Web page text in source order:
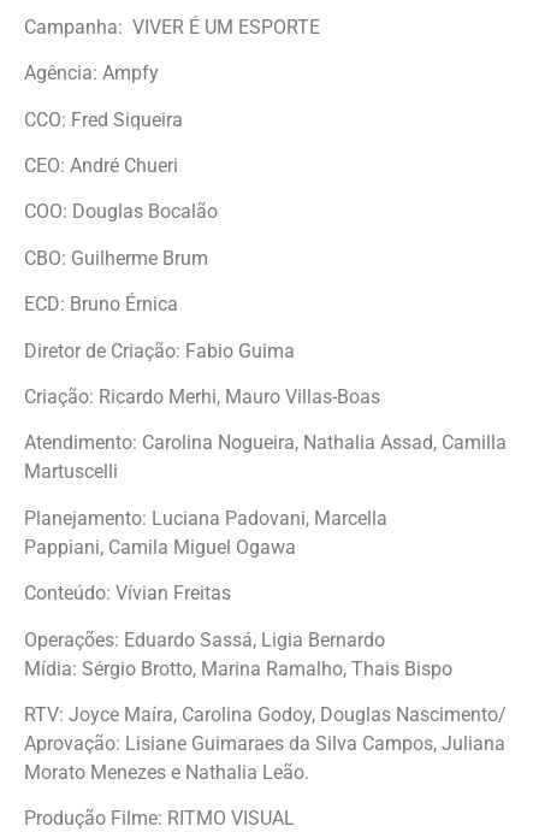
Campanha: VIVER É UM ESPORTE
Agência: Ampfy
CCO: Fred Siqueira
CEO: André Chueri
COO: Douglas Bocalão
CBO: Guilherme Brum
ECD: Bruno Érnica
Diretor de Criação: Fabio Guima
Criação: Ricardo Merhi, Mauro Villas-Boas
Atendimento: Carolina Nogueira, Nathalia Assad, Camilla
Martuscelli
Planejamento: Luciana Padovani, Marcella
Pappiani, Camila Miguel Ogawa
Conteúdo: Vívian Freitas
Operações: Eduardo Sassá, Ligia Bernardo
Mídia: Sérgio Brotto, Marina Ramalho, Thais Bispo
RTV: Joyce Maíra, Carolina Godoy, Douglas Nascimento/
Aprovação: Lisiane Guimaraes da Silva Campos, Juliana
Morato Menezes e Nathalia Leão.
Produção Filme: RITMO VISUAL